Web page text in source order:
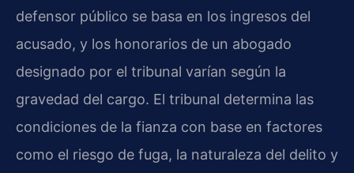
defensor público se basa en los ingresos del
acusado, y los honorarios de un abogado
designado por el tribunal varían según la
gravedad del cargo. El tribunal determina las
condiciones de la fianza con base en factores
como el riesgo de fuga, la naturaleza del delito y